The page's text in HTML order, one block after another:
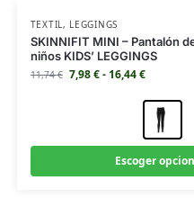
TEXTIL, LEGGINGS
SKINNIFIT MINI – Pantalón
niños KIDS’ LEGGINGS
11,74€ 7,98€- 16,44€
Escoger